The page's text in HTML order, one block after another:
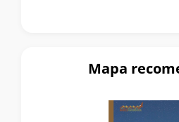
Mapa